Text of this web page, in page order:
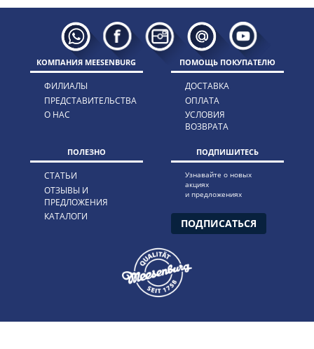
КОМПАНИЯ MEESENBURG
ФИЛИАЛЫ
ПРЕДСТАВИТЕЛЬСТВА
О НАС
ПОМОЩЬ ПОКУПАТЕЛЮ
ДОСТАВКА
ОПЛАТА
УСЛОВИЯ
ВОЗВРАТА
ПОЛЕЗНО
СТАТЬИ
ОТЗЫВЫ И
ПРЕДЛОЖЕНИЯ
КАТАЛОГИ
ПОДПИШИТЕСЬ
Узнавайте о новых
акциях
и предложениях
ПОДПИСАТЬСЯ